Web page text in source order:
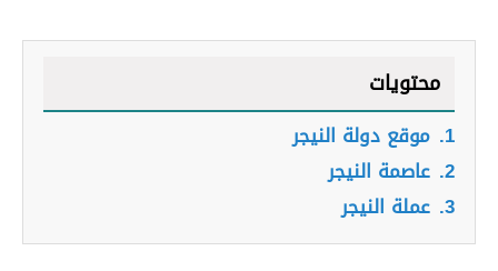
محتويات
1. موقع دولة النيجر
2. عاصمة النيجر
3. عملة النيجر